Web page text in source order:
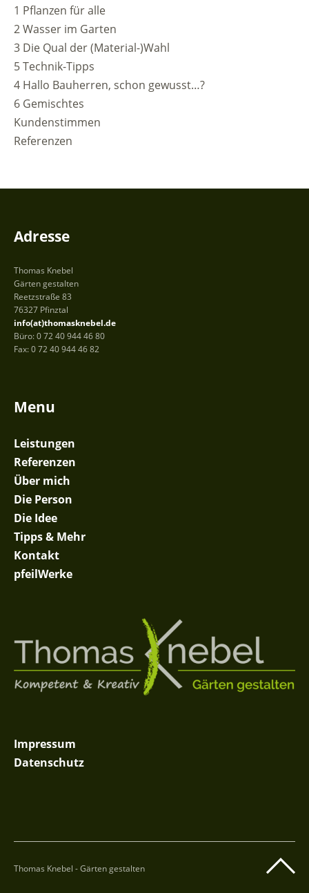
1 Pflanzen für alle
2 Wasser im Garten
3 Die Qual der (Material-)Wahl
5 Technik-Tipps
4 Hallo Bauherren, schon gewusst…?
6 Gemischtes
Kundenstimmen
Referenzen
Adresse
Thomas Knebel
Gärten gestalten
Reetzstraße 83
76327 Pfinztal
info(at)thomasknebel.de
Büro: 0 72 40 944 46 80
Fax: 0 72 40 944 46 82
Menu
Leistungen
Referenzen
Über mich
Die Person
Die Idee
Tipps & Mehr
Kontakt
pfeilWerke
Impressum
Datenschutz
Thomas Knebel - Gärten gestalten